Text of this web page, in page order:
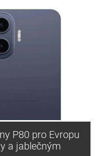
P80 pro Evropu
a jablečným